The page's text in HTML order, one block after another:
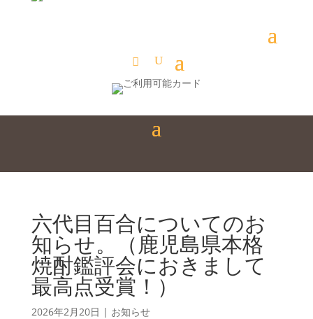
六代目百合についてのお
知らせ。（鹿児島県本格
焼酎鑑評会におきまして
最高点受賞！）
2026年2月20日 | お知らせ